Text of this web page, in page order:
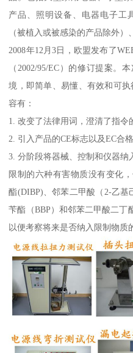
产品、照明设备、电器电子工
（被植入或被感染的产品除外）
2008年12月3日，欧盟发布了
（2002/95/EC）的修订提案。
境，即简单、易懂、有效和可
容有：
1. 改变了法律用词，澄清了指令
2. 引入产品的CE标志以及EC合格
3. 分阶段将器械、控制和仪器纳
限制的六种有害物质没有变化
酯(DIBP)、邻苯二甲酸（2-乙基
苄酯（BBP）和邻苯二甲酸二
以便考察将来是否纳入限制物质